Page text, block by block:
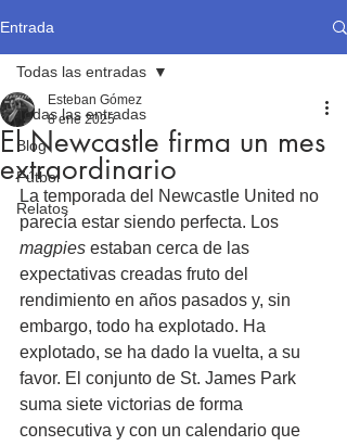
Entrada
Todas las entradas
Blog
Fútbol
Relatos
Todas las entradas
El Newcastle firma un mes
extraordinario
Esteban Gómez
8 ene 2025
La temporada del Newcastle United no
parecía estar siendo perfecta. Los
magpies estaban cerca de las
expectativas creadas fruto del
rendimiento en años pasados y, sin
embargo, todo ha explotado. Ha
explotado, se ha dado la vuelta, a su
favor. El conjunto de St. James Park
suma siete victorias de forma
consecutiva y con un calendario que